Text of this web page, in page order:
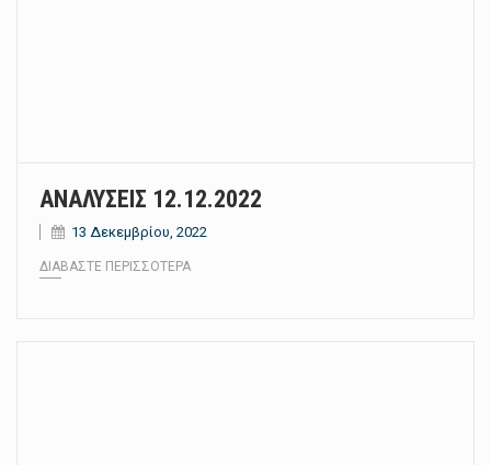
ΑΝΑΛΥΣΕΙΣ 12.12.2022
13 Δεκεμβρίου, 2022
ΔΙΑΒΆΣΤΕ ΠΕΡΙΣΣΌΤΕΡΑ